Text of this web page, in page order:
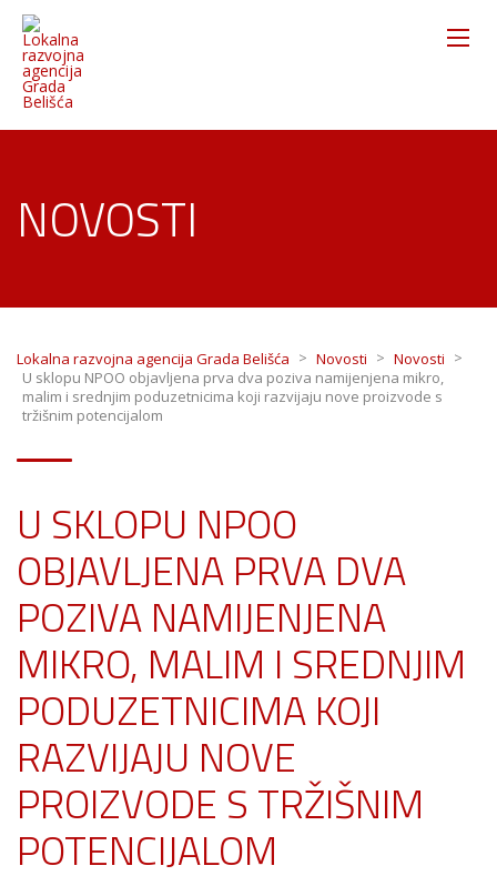
NOVOSTI
Lokalna razvojna agencija Grada Belišća > Novosti > Novosti >
U sklopu NPOO objavljena prva dva poziva namijenjena mikro,
malim i srednjim poduzetnicima koji razvijaju nove proizvode s
tržišnim potencijalom
U SKLOPU NPOO
OBJAVLJENA PRVA DVA
POZIVA NAMIJENJENA
MIKRO, MALIM I SREDNJIM
PODUZETNICIMA KOJI
RAZVIJAJU NOVE
PROIZVODE S TRŽIŠNIM
POTENCIJALOM